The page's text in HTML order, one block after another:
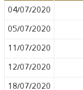
04/07/2020
05/07/2020
11/07/2020
12/07/2020
18/07/2020